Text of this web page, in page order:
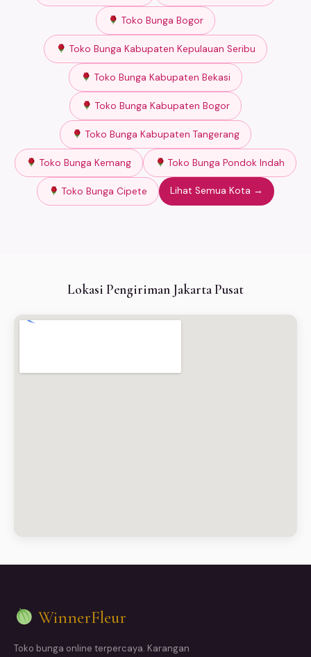
Toko Bunga Bogor
Toko Bunga Kabupaten Kepulauan Seribu
Toko Bunga Kabupaten Bekasi
Toko Bunga Kabupaten Bogor
Toko Bunga Kabupaten Tangerang
Toko Bunga Kemang Toko Bunga Pondok Indah
Toko Bunga Cipete Lihat Semua Kota →
Lokasi Pengiriman Jakarta Pusat
WinnerFleur
Toko bunga online terpercaya. Karangan